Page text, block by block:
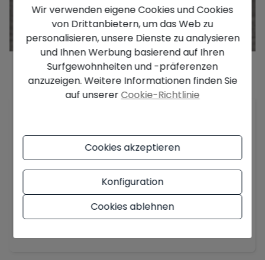
Beschreibung
, eine perfekte Gelegenheit für
diejenigen, die eine Wohnung in der Nähe des
Strandes und der Promenade erwerben
Das Gebäude ist in Keller, Erdgeschoss, erster
Stock und zweiter Stock mit insgesamt 9
Wohnungen aufgeteilt, die im Erdgeschoss
Wir verwenden eigene Cookies und Cookies
von Drittanbietern, um das Web zu
personalisieren, unsere Dienste zu analysieren
und Ihnen Werbung basierend auf Ihren
Surfgewohnheiten und -präferenzen
anzuzeigen. Weitere Informationen finden Sie
auf unsererCookie-Richtlinie
Cookies akzeptieren
Konfiguration
Cookies ablehnen